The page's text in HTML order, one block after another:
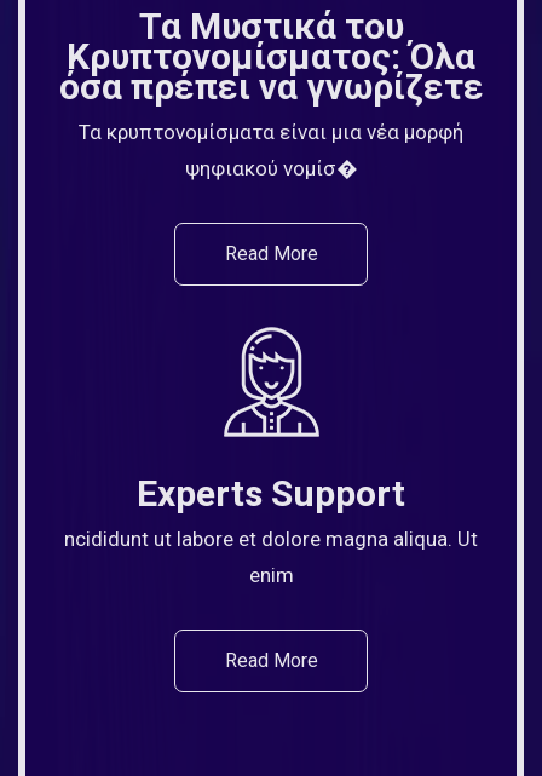
Τα Μυστικά του
Κρυπτονομίσματος: Όλα
όσα πρέπει να γνωρίζετε
Τα κρυπτονομίσματα είναι μια νέα μορφή
ψηφιακού νομίσ�
Read More
Experts Support
ncididunt ut labore et dolore magna aliqua. Ut
enim
Read More